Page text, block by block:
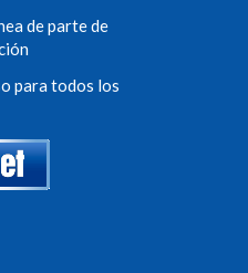
de parte de
para todos los